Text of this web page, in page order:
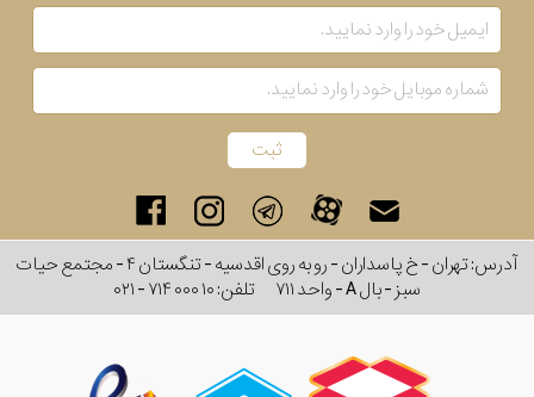
اصالت
کشور
باتری
آدرس: تهران - خ پاسداران - رو به روی اقدسیه - تنگستان ۴ - مجتمع حیات
سبز - بال A - واحد ۷۱۱
تلفن:۰۲۱ - ۷۱۴ ۰۰۰ ۱۰